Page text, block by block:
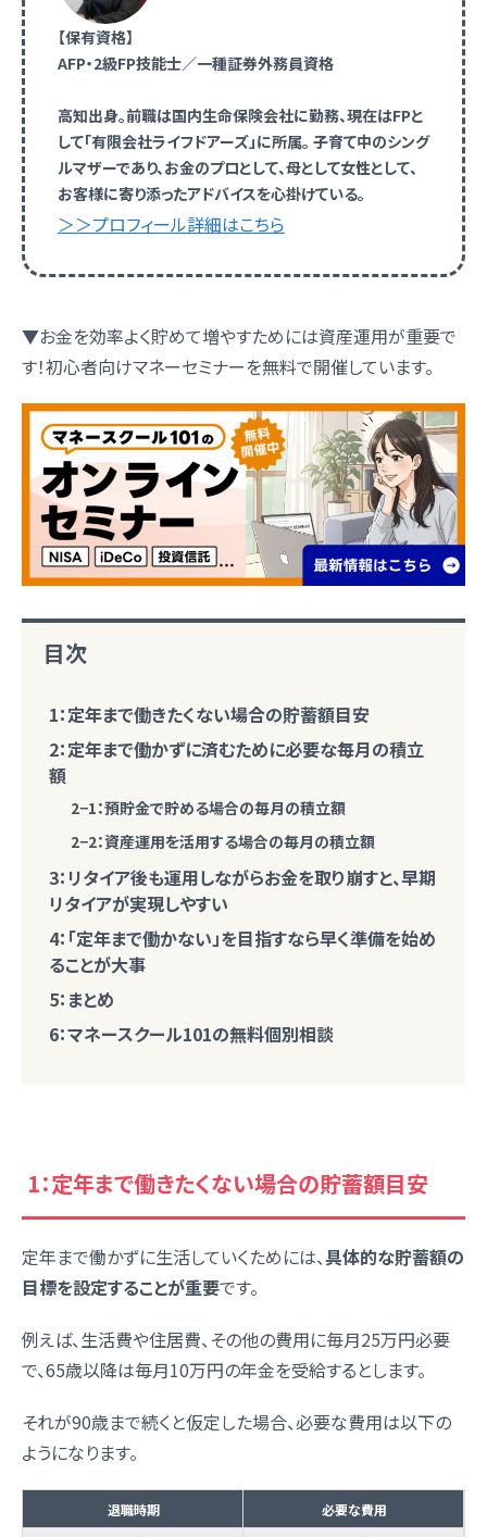
【保有資格】
AFP・2級FP技能士／一種証券外務員資格
高知出身。前職は国内生命保険会社に勤務、現在はFPと
して「有限会社ライフドアーズ」に所属。 子育て中のシング
ルマザーであり、お金のプロとして、母として女性として、
お客様に寄り添ったアドバイスを心掛けている。
＞＞プロフィール詳細はこちら
▼お金を効率よく貯めて増やすためには資産運用が重要で
す！初心者向けマネーセミナーを無料で開催しています。
目次
1：定年まで働きたくない場合の貯蓄額目安
2：定年まで働かずに済むために必要な毎月の積立
額
2−1：預貯金で貯める場合の毎月の積立額
2−2：資産運用を活用する場合の毎月の積立額
3：リタイア後も運用しながらお金を取り崩すと、早期
リタイアが実現しやすい
4：「定年まで働かない」を目指すなら早く準備を始め
ることが大事
5：まとめ
6：マネースクール101の無料個別相談
1：定年まで働きたくない場合の貯蓄額目安
定年まで働かずに生活していくためには、具体的な貯蓄額の
目標を設定することが重要です。
例えば、生活費や住居費、その他の費用に毎月25万円必要
で、65歳以降は毎月10万円の年金を受給するとします。
それが90歳まで続くと仮定した場合、必要な費用は以下の
ようになります。
退職時期 必要な費用